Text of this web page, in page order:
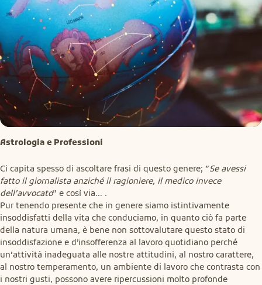
Astrologia e Professioni
Ci capita spesso di ascoltare frasi di questo genere; ”Se avessi
fatto il giornalista anziché il ragioniere, il medico invece
dell’avvocato” e così via… .
Pur tenendo presente che in genere siamo istintivamente
insoddisfatti della vita che conduciamo, in quanto ciò fa parte
della natura umana, è bene non sottovalutare questo stato di
insoddisfazione e d’insofferenza al lavoro quotidiano perché
un’attività inadeguata alle nostre attitudini, al nostro carattere,
al nostro temperamento, un ambiente di lavoro che contrasta con
i nostri gusti, possono avere ripercussioni molto profonde